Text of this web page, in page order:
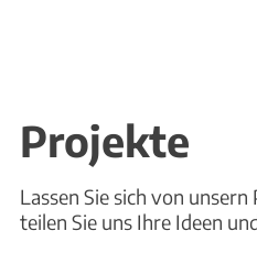
Projekte
Lassen Sie sich von
teilen Sie uns Ihre Ideen